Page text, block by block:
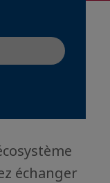
échanger